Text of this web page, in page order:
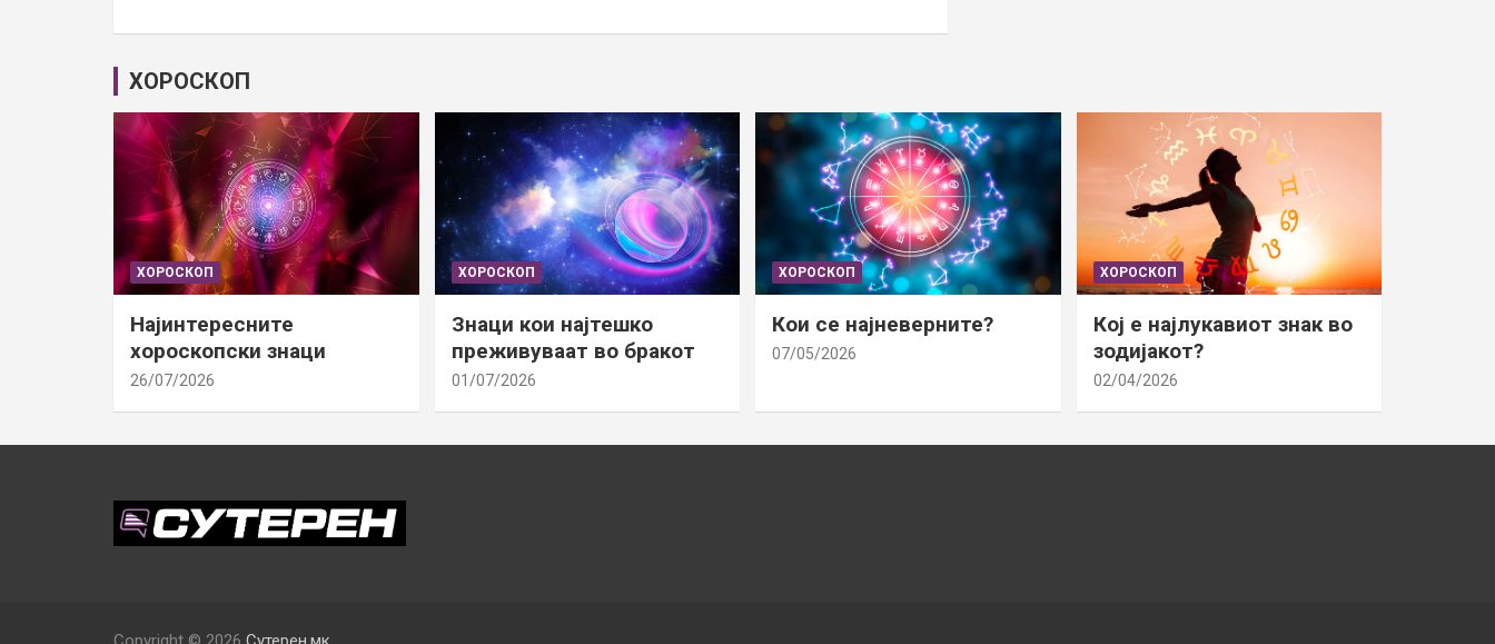
ХОРОСКОП
ХОРОСКОП
Најинтересните
хороскопски знаци
26/07/2026
ХОРОСКОП
Знаци кои најтешко
преживуваат во бракот
01/07/2026
ХОРОСКОП
Кои се најневерните?
07/05/2026
ХОРОСКОП
Кој е најлукавиот знак во
зодијакот?
02/04/2026